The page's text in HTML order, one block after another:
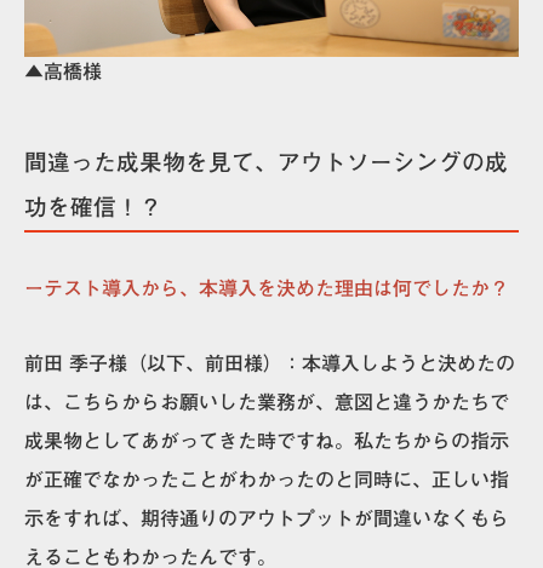
▲高橋様
間違った成果物を見て、アウトソーシングの成
功を確信！？
ーテスト導入から、本導入を決めた理由は何でしたか？
前田 季子様（以下、前田様）： 本導入しようと決めたの
は、こちらからお願いした業務が、意図と違うかたちで
成果物としてあがってきた時ですね。 私たちからの指示
が正確でなかったことがわかったのと同時に、 正しい指
示をすれば、期待通りのアウトプットが間違いなくもら
えることもわかった んです。